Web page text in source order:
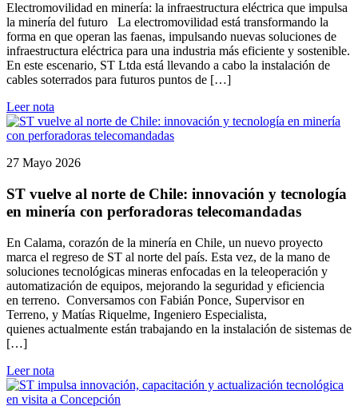
Electromovilidad en minería: la infraestructura eléctrica que impulsa
la minería del futuro La electromovilidad está transformando la
forma en que operan las faenas, impulsando nuevas soluciones de
infraestructura eléctrica para una industria más eficiente y sostenible.
En este escenario, ST Ltda está llevando a cabo la instalación de
cables soterrados para futuros puntos de […]
Leer nota
27 Mayo 2026
ST vuelve al norte de Chile: innovación y tecnología
en minería con perforadoras telecomandadas
En Calama, corazón de la minería en Chile, un nuevo proyecto
marca el regreso de ST al norte del país. Esta vez, de la mano de
soluciones tecnológicas mineras enfocadas en la teleoperación y
automatización de equipos, mejorando la seguridad y eficiencia
en terreno. Conversamos con Fabián Ponce, Supervisor en
Terreno, y Matías Riquelme, Ingeniero Especialista,
quienes actualmente están trabajando en la instalación de sistemas de
[…]
Leer nota